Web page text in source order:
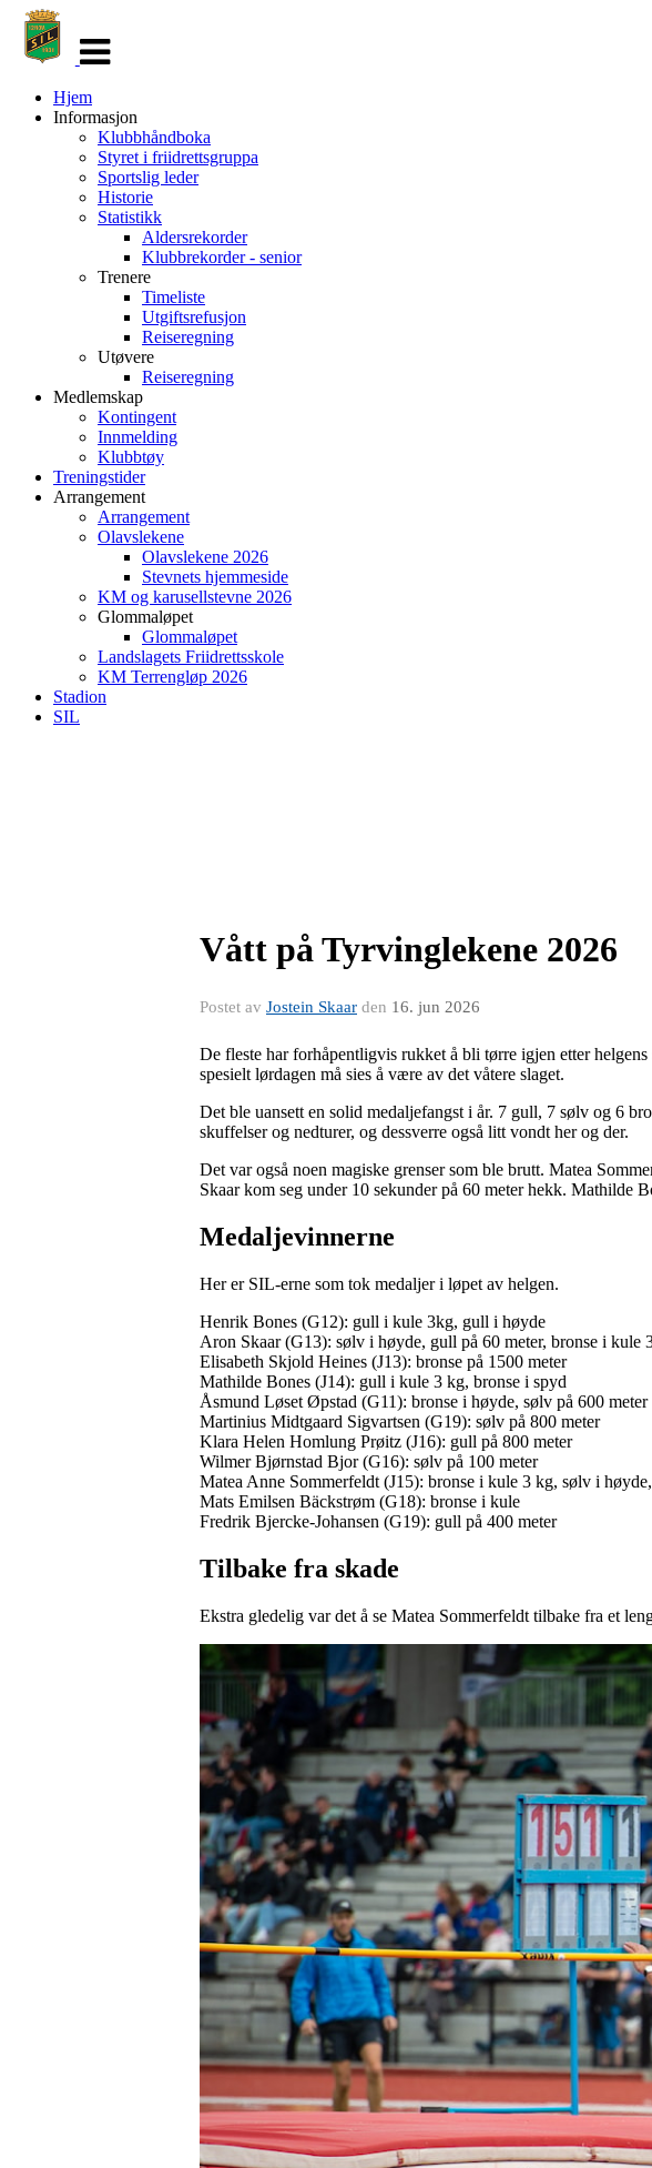
navigasjon
Hjem
Informasjon
Klubbhåndboka
Styret i friidrettsgruppa
Sportslig leder
Historie
Statistikk
Aldersrekorder
Klubbrekorder - senior
Trenere
Timeliste
Utgiftsrefusjon
Reiseregning
Utøvere
Reiseregning
Medlemskap
Kontingent
Innmelding
Klubbtøy
Treningstider
Arrangement
Arrangement
Olavslekene
Olavslekene 2026
Stevnets hjemmeside
KM og karusellstevne 2026
Glommaløpet
Glommaløpet
Landslagets Friidrettsskole
KM Terrengløp 2026
Stadion
SIL
Vått på Tyrvinglekene 2026
Postet av Jostein Skaar den 16. jun 2026
De fleste har forhåpentligvis rukket å bli tørre igjen etter
spesielt lørdagen må sies å være av det våtere slaget.
Det ble uansett en solid medaljefangst i år. 7 gull, 7 sølv og 6
skuffelser og nedturer, og dessverre også litt vondt her og der.
Det var også noen magiske grenser som ble brutt. Matea
Skaar kom seg under 10 sekunder på 60 meter hekk. Mathilde
Medaljevinnerne
Her er SIL-erne som tok medaljer i løpet av helgen.
Henrik Bones (G12): gull i kule 3kg, gull i høyde
Aron Skaar (G13): sølv i høyde, gull på 60 meter, bronse i kule
Elisabeth Skjold Heines (J13): bronse på 1500 meter
Mathilde Bones (J14): gull i kule 3 kg, bronse i spyd
Åsmund Løset Øpstad (G11): bronse i høyde, sølv på 600 meter
Martinius Midtgaard Sigvartsen (G19): sølv på 800 meter
Klara Helen Homlung Prøitz (J16): gull på 800 meter
Wilmer Bjørnstad Bjor (G16): sølv på 100 meter
Matea Anne Sommerfeldt (J15): bronse i kule 3 kg, sølv i
Mats Emilsen Bäckstrøm (G18): bronse i kule
Fredrik Bjercke-Johansen (G19): gull på 400 meter
Tilbake fra skade
Ekstra gledelig var det å se Matea Sommerfeldt tilbake fra et